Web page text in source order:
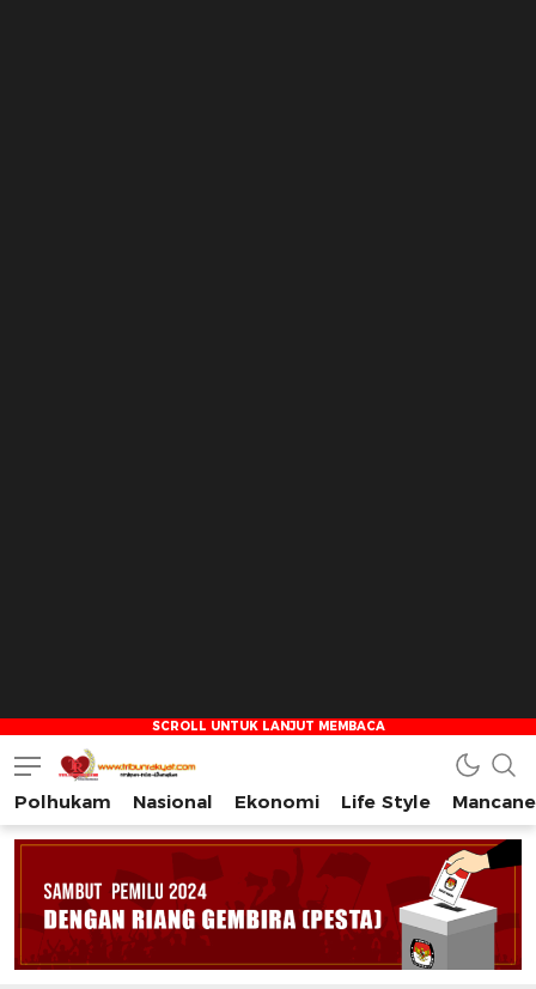
Tribun Rakyat
Tulus – Terdepan – Diharapkan
Polhukam Nasional Ekonomi Life Style